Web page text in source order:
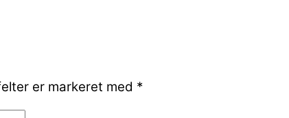
er markeret med *